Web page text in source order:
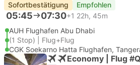
Sofortbestätigung Empfohlen
05:45 07:30+1 22h, 45m
AUH Flughafen Abu Dhabi
(1 Stop) | Flug+Flug
CGK Soekarno Hatta Flughafen,
Economy | Flug